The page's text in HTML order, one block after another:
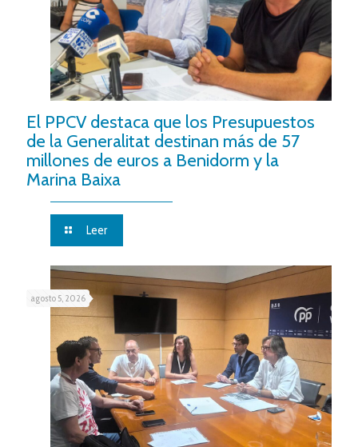
El PPCV destaca que los Presupuestos
de la Generalitat destinan más de 57
millones de euros a Benidorm y la
Marina Baixa
Leer
agosto 5, 2026